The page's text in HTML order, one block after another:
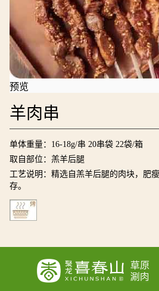
预览
羊肉串
单体重量：16-18g/串 20串袋 22袋/箱
取自部位：羔羊后腿
工艺说明：精选自羔羊后腿的肉块，肥
存。